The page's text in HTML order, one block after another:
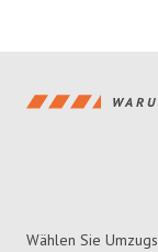
Wählen Sie